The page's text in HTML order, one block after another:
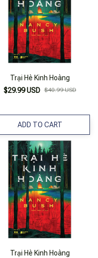
Trại Hè Kinh Hoàng
$29.99 USD $40.99 USD
ADD TO CART
Trại Hè Kinh Hoàng